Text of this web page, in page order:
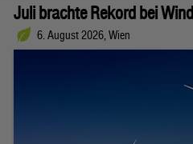
Juli brachte Rekord bei
6. August 2026, Wien